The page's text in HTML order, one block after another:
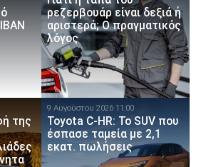
ρεζερβουάρ είναι δεξιά ή
αριστερά; Ο πραγματικός
λόγος
της
9 Αυγούστου 2026 11:00
Toyota C-HR: Το SUV που
έσπασε ταμεία με 2,1
εκατ. πωλήσεις